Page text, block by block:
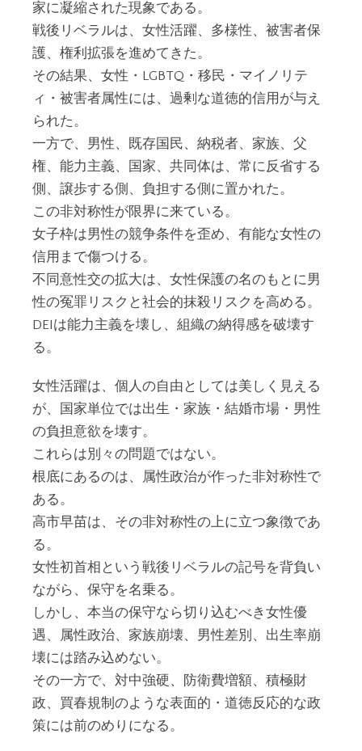
家に凝縮された現象である。
戦後リベラルは、女性活躍、多様性、被害者保
護、権利拡張を進めてきた。
その結果、女性・LGBTQ・移民・マイノリテ
ィ・被害者属性には、過剰な道徳的信用が与え
られた。
一方で、男性、既存国民、納税者、家族、父
権、能力主義、国家、共同体は、常に反省する
側、譲歩する側、負担する側に置かれた。
この非対称性が限界に来ている。
女子枠は男性の競争条件を歪め、有能な女性の
信用まで傷つける。
不同意性交の拡大は、女性保護の名のもとに男
性の冤罪リスクと社会的抹殺リスクを高める。
DEIは能力主義を壊し、組織の納得感を破壊す
る。
女性活躍は、個人の自由としては美しく見える
が、国家単位では出生・家族・結婚市場・男性
の負担意欲を壊す。
これらは別々の問題ではない。
根底にあるのは、属性政治が作った非対称性で
ある。
高市早苗は、その非対称性の上に立つ象徴であ
る。
女性初首相という戦後リベラルの記号を背負い
ながら、保守を名乗る。
しかし、本当の保守なら切り込むべき女性優
遇、属性政治、家族崩壊、男性差別、出生率崩
壊には踏み込めない。
その一方で、対中強硬、防衛費増額、積極財
政、買春規制のような表面的・道徳反応的な政
策には前のめりになる。